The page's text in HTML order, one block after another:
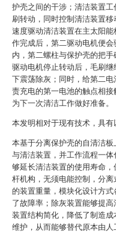
护壳之间的干涉；清洁装置
刷转动，同时控制清洁装置
速度驱动清洁装置在主太阳
作完成后，第二驱动电机便
内，第二螺柱与保护壳的把
驱动电机停止转动后，毛刷
下震荡除灰；同时，给第二
责充电的第一电池的触点相接
为下一次清洁工作做好准备。
本发明相对于现有技术，具有
本基于分离保护壳的自清洁
与清洁装置，并工作流程一
够延长清洁装置的使用寿命
杆机构，无须电能控制，分
的装置重量，模块化设计方
了故障率；除灰装置能够提
装置结构简化，降低了制造
维护，从而能够替代原本由